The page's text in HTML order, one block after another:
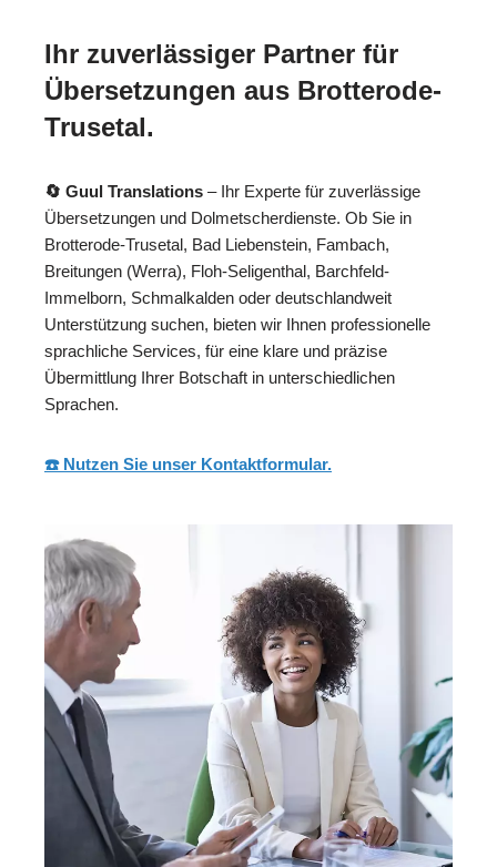
Ihr zuverlässiger Partner für
Übersetzungen aus Brotterode-
Trusetal.
🔄 Guul Translations – Ihr Experte für zuverlässige
Übersetzungen und Dolmetscherdienste. Ob Sie in
Brotterode-Trusetal, Bad Liebenstein, Fambach,
Breitungen (Werra), Floh-Seligenthal, Barchfeld-
Immelborn, Schmalkalden oder deutschlandweit
Unterstützung suchen, bieten wir Ihnen professionelle
sprachliche Services, für eine klare und präzise
Übermittlung Ihrer Botschaft in unterschiedlichen
Sprachen.
☎️ Nutzen Sie unser Kontaktformular.